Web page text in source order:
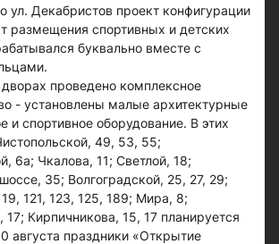
Декабристов проект конфигурации
размещения спортивных и детских
буквально вместе с
проведено комплексное
- установлены малые архитектурные
и спортивное оборудование. В этих
49, 53, 55;
6а; Чкалова, 11; Светлой, 18;
35; Волгоградской, 25, 27, 29;
121, 123, 125, 189; Мира, 8;
Кирпичникова, 15, 17 планируется
августа праздники «Открытие